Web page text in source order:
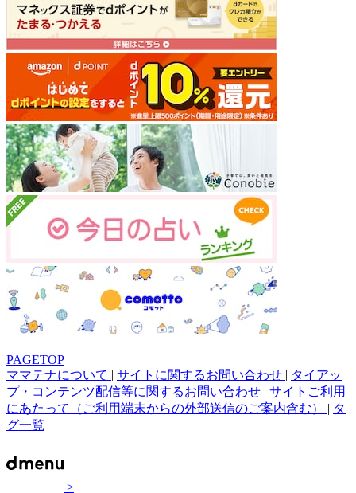
PAGETOP
ママテナについて | サイトに関するお問い合わせ | タイアッ
プ・コンテンツ配信等に関するお問い合わせ | サイトご利用
にあたって（ご利用端末からの外部送信のご案内含む） | タ
グ一覧
>